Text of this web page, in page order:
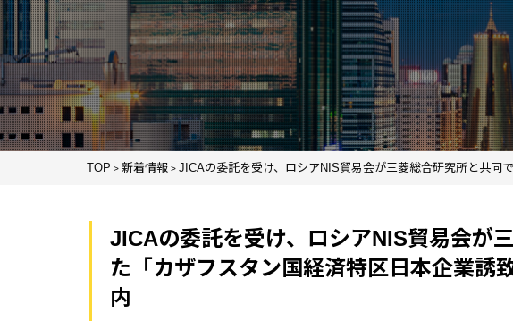
TOP > 新着情報 > JICAの委託を受け、ロシアNIS貿易会が三菱総合研究所と共同
JICAの委託を受け、ロシアNIS貿易会が
た「カザフスタン国経済特区日本企業誘
内